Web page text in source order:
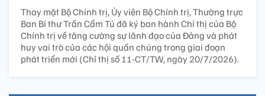
Thay mặt Bộ Chính trị, Ủy viên Bộ Chính trị, Thường trực
Ban Bí thư Trần Cẩm Tú đã ký ban hành Chỉ thị của Bộ
Chính trị về tăng cường sự lãnh đạo của Đảng và phát
huy vai trò của các hội quần chúng trong giai đoạn
phát triển mới (Chỉ thị số 11-CT/TW, ngày 20/7/2026).